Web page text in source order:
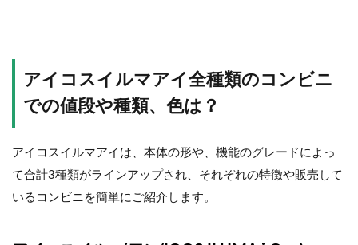
アイコスイルマアイ全種類のコンビニ
での値段や種類、色は？
アイコスイルマアイは、本体の形や、機能のグレードによっ
て合計3種類がラインアップされ、それぞれの特徴や販売して
いるコンビニを簡単にご紹介します。